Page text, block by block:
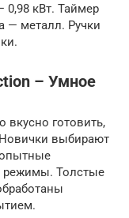
0,98 кВт. Таймер
— металл. Ручки
– Умное
вкусно готовить,
выбирают
опытные
режимы. Толстые